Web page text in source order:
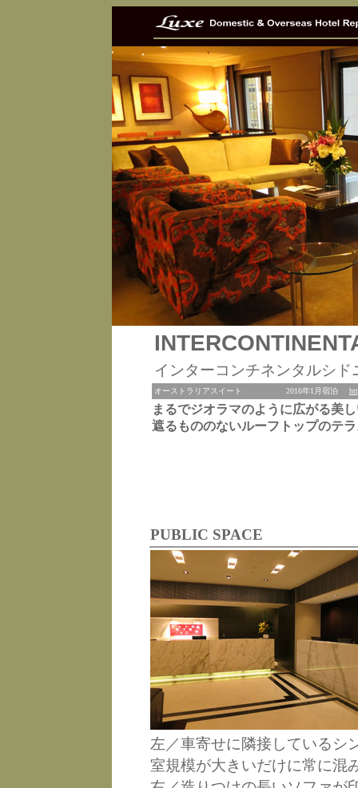
インターコンチネンタルシ
オーストラリアスイート 2016年1月宿泊
まるでジオラマのように広がる美
遮るもののないルーフトップのテ
PUBLIC SPACE
左／車寄せに隣接しているシ
室規模が大きいだけに常に混